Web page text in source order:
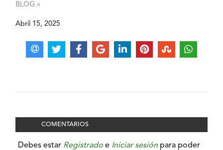
BLOG »
Abril 15, 2025
COMENTARIOS
Debes estar Registrado e Iniciar sesión para poder